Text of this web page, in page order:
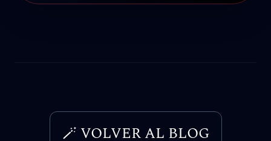
🪄 VOLVER AL BLOG